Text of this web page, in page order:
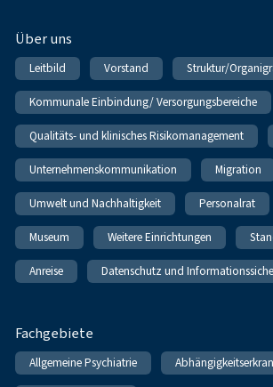
Über uns
Leitbild Vorstand Struktur/
Kommunale Einbindung/ Versorgungsbereiche
Qualitäts- und klinisches Risikomanagement
Unternehmenskommunikation Migration
Umwelt und Nachhaltigkeit Personalrat
Museum Weitere Einrichtungen
Anreise Datenschutz und
Fachgebiete
Allgemeine Psychiatrie